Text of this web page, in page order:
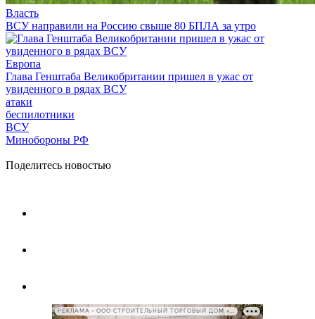
Власть
ВСУ направили на Россию свыше 80 БПЛА за утро
Европа
Глава Генштаба Великобритании пришел в ужас от
увиденного в рядах ВСУ
атаки
беспилотники
ВСУ
Минобороны РФ
Поделитесь новостью
РЕКЛАМА • ООО СТРОИТЕЛЬНЫЙ ТОРГОВЫЙ ДОМ «ПЕТРОВИЧ», ИНН 7802348846